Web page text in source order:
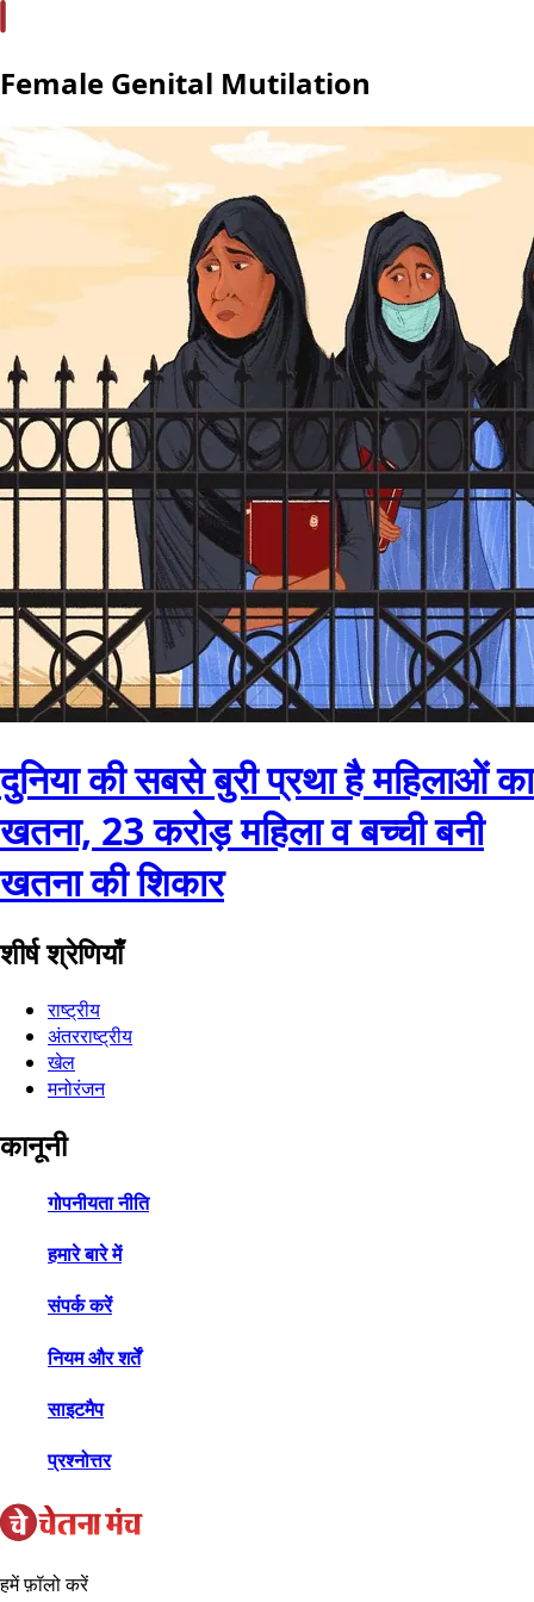
Female Genital Mutilation
दुनिया की सबसे बुरी प्रथा है महिलाओं का
खतना, 23 करोड़ महिला व बच्ची बनी
खतना की शिकार
शीर्ष श्रेणियाँ
राष्ट्रीय
अंतरराष्ट्रीय
खेल
मनोरंजन
कानूनी
गोपनीयता नीति
हमारे बारे में
संपर्क करें
नियम और शर्तें
साइटमैप
प्रश्नोत्तर
हमें फ़ॉलो करें